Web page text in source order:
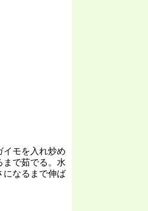
イモを入れ炒め
まで茹でる。水
になるまで伸ば